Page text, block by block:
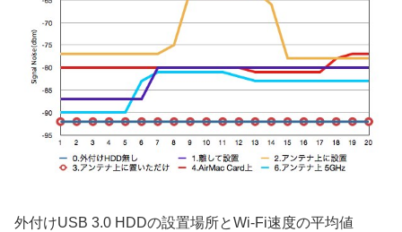
外付けUSB 3.0 HDDの設置場所とWi-Fi速度の平均値